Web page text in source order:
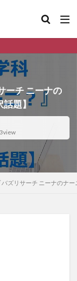
ーチ ニーナの
話題】
ズリサーチ ニーナのナ